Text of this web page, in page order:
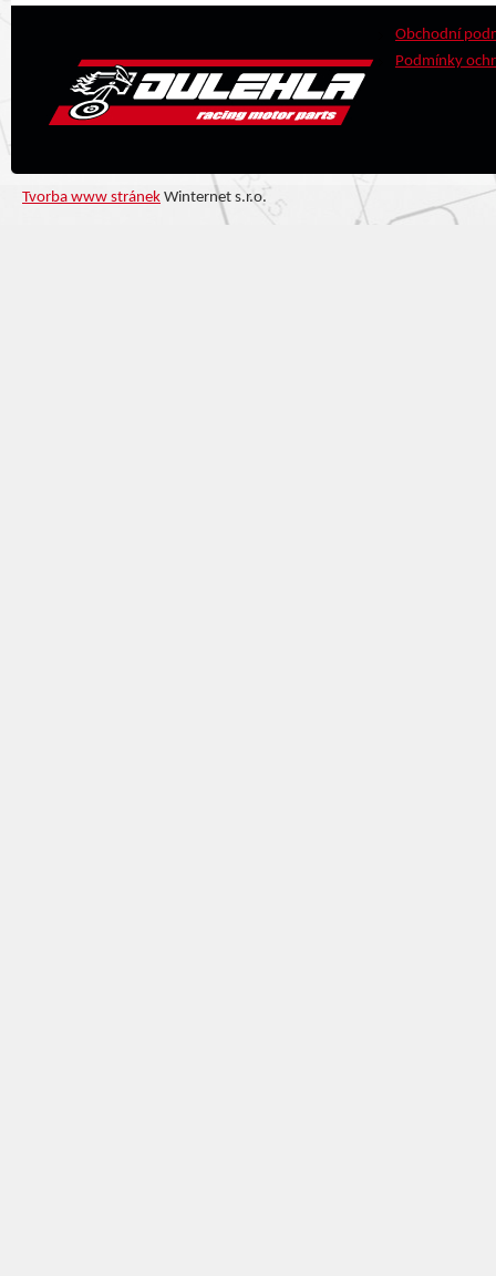
Obchodní
Podmínky
Tvorba www stránek Winternet s.r.o.